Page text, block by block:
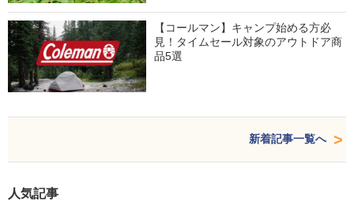
【コールマン】キャンプ始める方必
見！タイムセール対象のアウトドア商
品5選
新着記事一覧へ
人気記事